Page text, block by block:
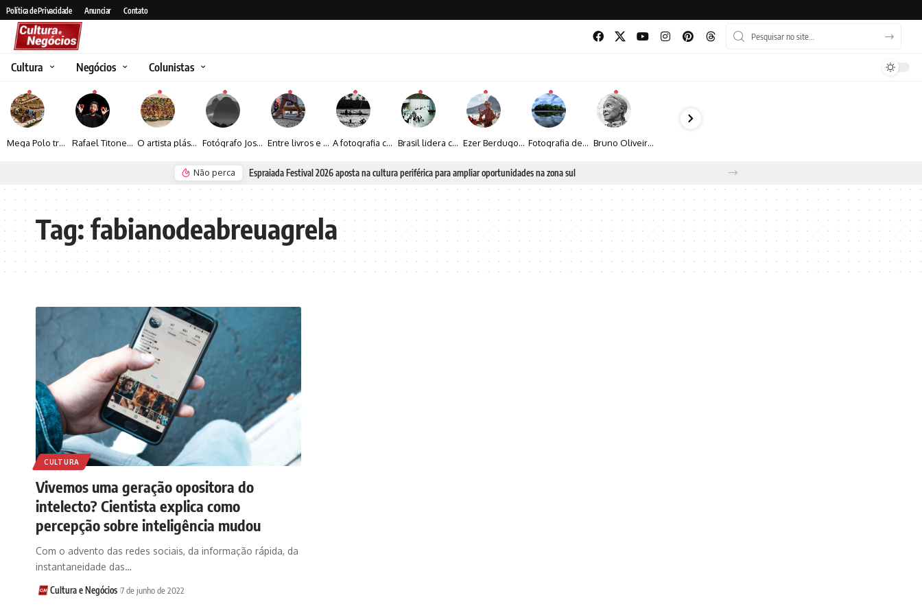
Política de Privacidade Anunciar Contato
Cultura Negócios Colunistas
Mega Polo transforma lançamento de coleção em plataforma nacional de negócios e projeta crescimento de mais de 15% Rafael Titonelly leva magia e acolhimento a crianças em tratamento oncológico em Juiz de Fora O artista plástico Jorge Luiz transforma sustentabilidade e criatividade em arte contemporânea Fotógrafo José Roberto apresenta um olhar sensível sobre arquitetura, formas e luz na fotografia Entre livros e fotografia autoral, Sebastião Reis consolida uma trajetória marcada pelo olhar artístico A fotografia contemporânea de Cynthia Feyh Jappur entre luz, movimento e arte Brasil lidera crescimento entre os 15 maiores mercados globais de viagens corporativas Ezer Berdugo transforma experiências multiculturais e memórias em narrativas visuais por meio da fotografia Fotografia de Fátima Carlini transforma paisagens naturais em experiências de contemplação Bruno Oliveira retrata o cotidiano urbano por meio da fotografia em preto e branco
Não perca Espraiada Festival 2026 aposta na cultura periférica para ampliar oportunidades na zona sul
Tag:fabianodeabreuagrela
CULTURA
Vivemos uma geração opositora do
intelecto? Cientista explica como
percepção sobre inteligência mudou
Com o advento das redes sociais, da informação rápida, da
instantaneidade das…
Cultura e Negócios 7 de junho de 2022